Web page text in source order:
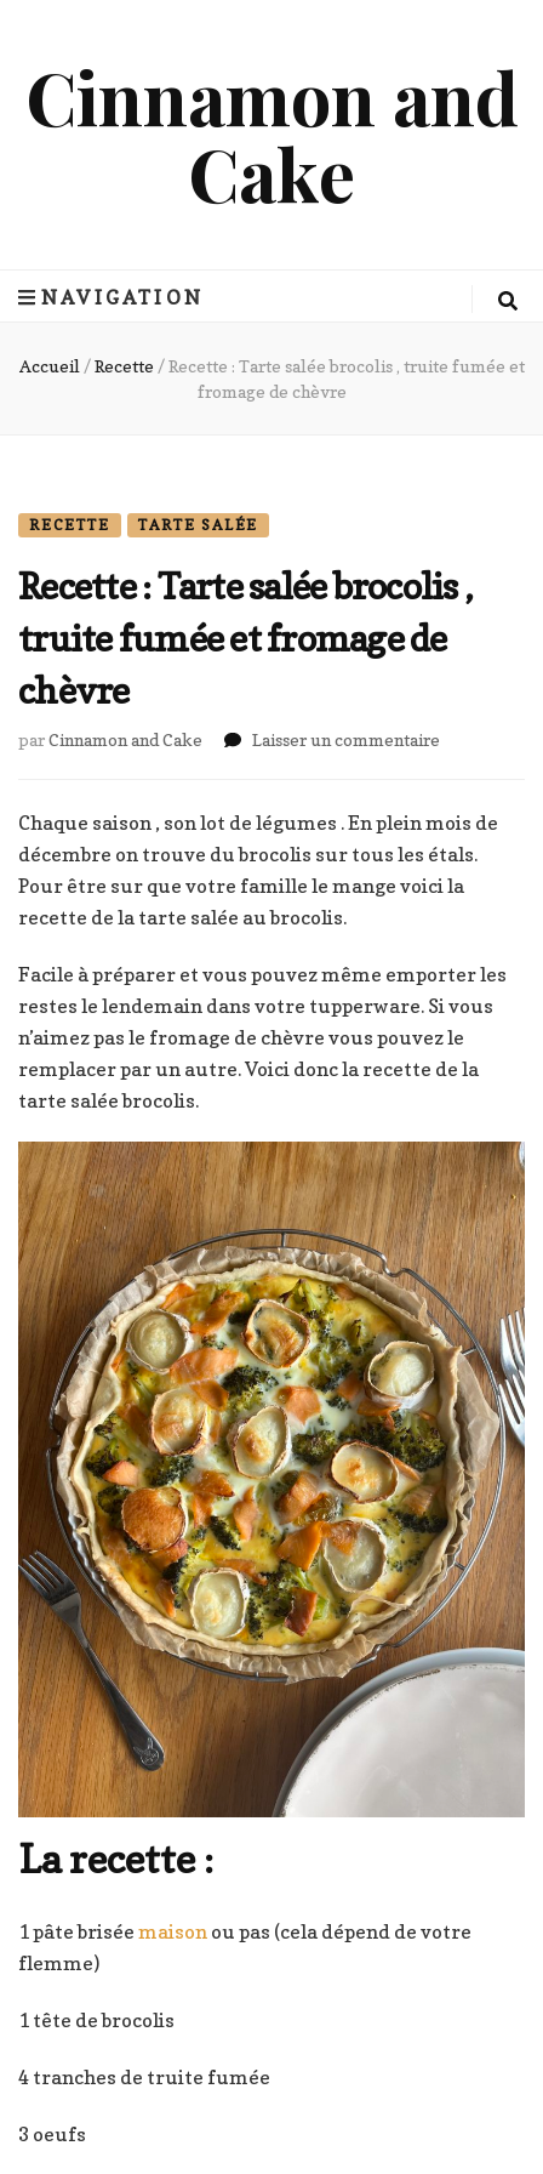
Cinnamon and
Cake
NAVIGATION
Accueil / Recette / Recette : Tarte salée brocolis , truite fumée et
fromage de chèvre
RECETTE TARTE SALÉE
Recette : Tarte salée brocolis ,
truite fumée et fromage de
chèvre
parCinnamon and Cake Laisser un commentaire
Tarte
brocolis
,
et
de
chèvre
Chaque saison , son lot de légumes . En plein mois de
décembre on trouve du brocolis sur tous les étals.
Pour être sur que votre famille le mange voici la
recette de la tarte salée au brocolis.
Facile à préparer et vous pouvez même emporter les
restes le lendemain dans votre tupperware. Si vous
n’aimez pas le fromage de chèvre vous pouvez le
remplacer par un autre. Voici donc la recette de la
tarte salée brocolis.
La recette :
1 pâte brisée maison ou pas (cela dépend de votre
flemme)
1 tête de brocolis
4 tranches de truite fumée
3 oeufs